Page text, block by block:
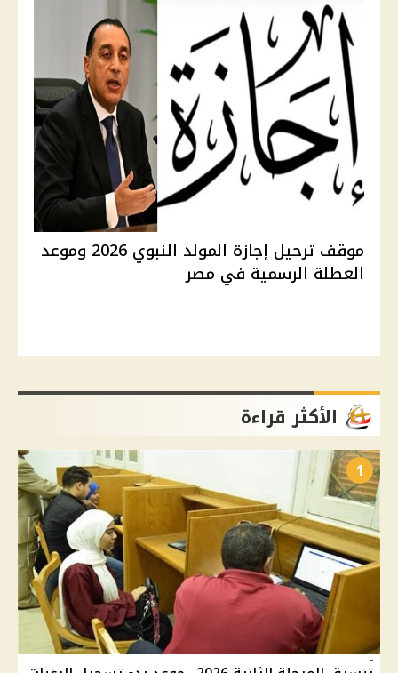
موقف ترحيل إجازة المولد النبوي 2026 وموعد
العطلة الرسمية في مصر
الأكثر قراءة
1